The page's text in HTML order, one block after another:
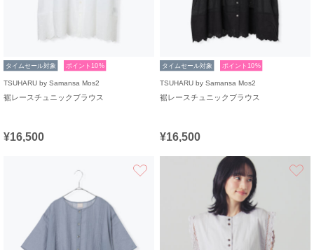
タイムセール対象 ポイント10%
TSUHARU by Samansa Mos2
裾レースチュニックブラウス
¥16,500
タイムセール対象 ポイント10%
TSUHARU by Samansa Mos2
裾レースチュニックブラウス
¥16,500